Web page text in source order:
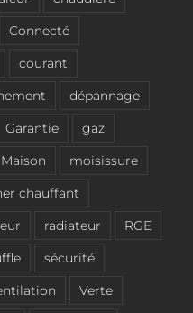
Connecté
courant
dépannage
Garantie
gaz
Maison
moisissure
chauffant
radiateur
RGE
sécurité
Verte